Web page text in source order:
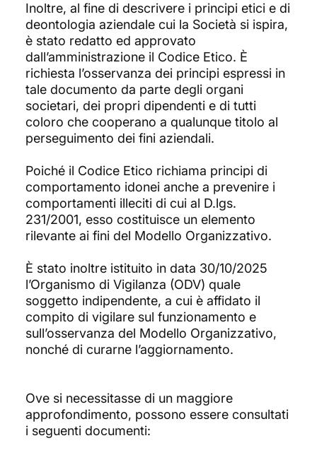
Inoltre, al fine di descrivere i principi etici e di
deontologia aziendale cui la Società si ispira,
è stato redatto ed approvato
dall’amministrazione il Codice Etico. È
richiesta l’osservanza dei principi espressi in
tale documento da parte degli organi
societari, dei propri dipendenti e di tutti
coloro che cooperano a qualunque titolo al
perseguimento dei fini aziendali.
Poiché il Codice Etico richiama principi di
comportamento idonei anche a prevenire i
comportamenti illeciti di cui al D.lgs.
231/2001, esso costituisce un elemento
rilevante ai fini del Modello Organizzativo.
È stato inoltre istituito in data 30/10/2025
l’Organismo di Vigilanza (ODV) quale
soggetto indipendente, a cui è affidato il
compito di vigilare sul funzionamento e
sull’osservanza del Modello Organizzativo,
nonché di curarne l’aggiornamento.
Ove si necessitasse di un maggiore
approfondimento, possono essere consultati
i seguenti documenti: